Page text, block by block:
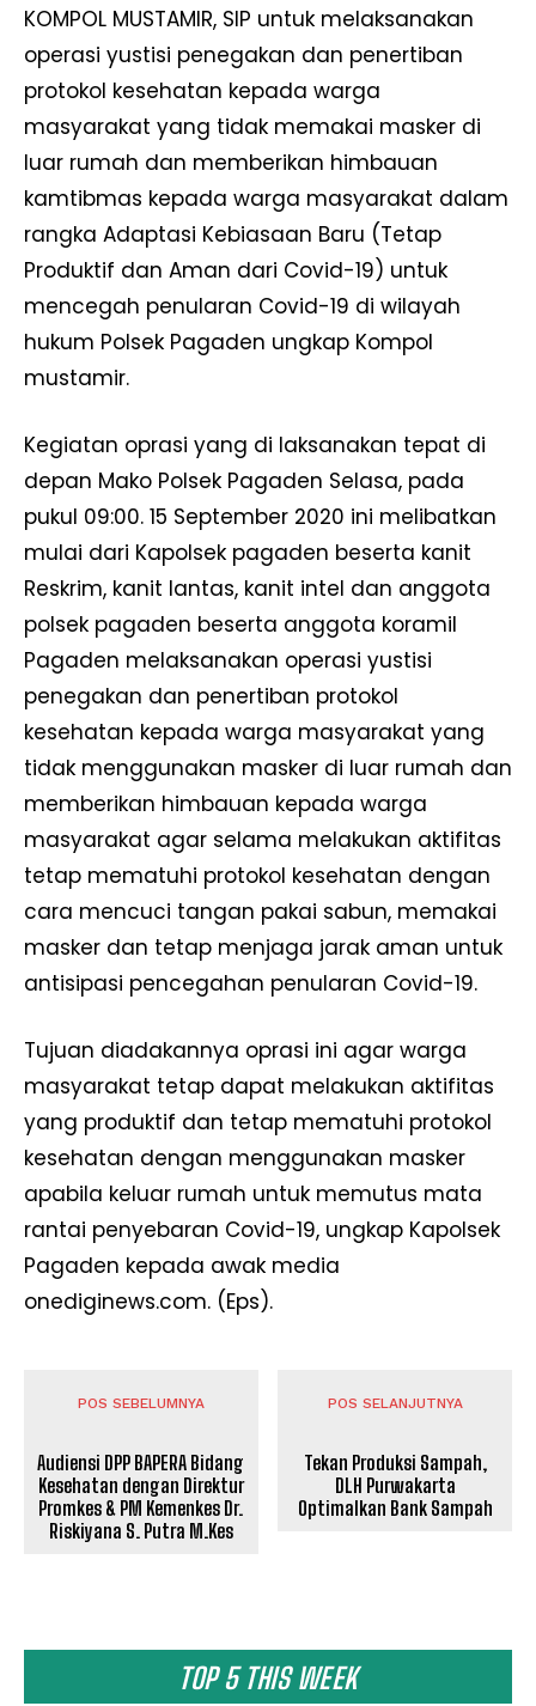
TOP 5 THIS WEEK
KOMPOL MUSTAMIR, SIP untuk melaksanakan
operasi yustisi penegakan dan penertiban
protokol kesehatan kepada warga
masyarakat yang tidak memakai masker di
luar rumah dan memberikan himbauan
kamtibmas kepada warga masyarakat dalam
rangka Adaptasi Kebiasaan Baru (Tetap
Produktif dan Aman dari Covid-19) untuk
mencegah penularan Covid-19 di wilayah
hukum Polsek Pagaden ungkap Kompol
mustamir.
Kegiatan oprasi yang di laksanakan tepat di
depan Mako Polsek Pagaden Selasa, pada
pukul 09:00. 15 September 2020 ini melibatkan
mulai dari Kapolsek pagaden beserta kanit
Reskrim, kanit lantas, kanit intel dan anggota
polsek pagaden beserta anggota koramil
Pagaden melaksanakan operasi yustisi
penegakan dan penertiban protokol
kesehatan kepada warga masyarakat yang
tidak menggunakan masker di luar rumah dan
memberikan himbauan kepada warga
masyarakat agar selama melakukan aktifitas
tetap mematuhi protokol kesehatan dengan
cara mencuci tangan pakai sabun, memakai
masker dan tetap menjaga jarak aman untuk
antisipasi pencegahan penularan Covid-19.
Tujuan diadakannya oprasi ini agar warga
masyarakat tetap dapat melakukan aktifitas
yang produktif dan tetap mematuhi protokol
kesehatan dengan menggunakan masker
apabila keluar rumah untuk memutus mata
rantai penyebaran Covid-19, ungkap Kapolsek
Pagaden kepada awak media
onediginews.com. (Eps).
POS SEBELUMNYA
Audiensi DPP BAPERA Bidang
Kesehatan dengan Direktur
Promkes & PM Kemenkes Dr.
Riskiyana S. Putra M.Kes
POS SELANJUTNYA
Tekan Produksi Sampah,
DLH Purwakarta
Optimalkan Bank Sampah